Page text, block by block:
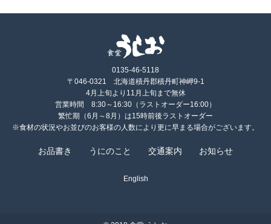
0135-46-5118
〒046-0321 北海道積丹郡積丹町神岬9-1
4月上旬より11月上旬まで無休
営業時間 8:30～16:30（ラストオーダー16:00）
繁忙期（6月～8月）は15時前後ラストオーダー
※食材の状況やお並びのお客様の人数により更に早まる場合がございます。
お品書き うにのこと 交通案内 お知らせ
English